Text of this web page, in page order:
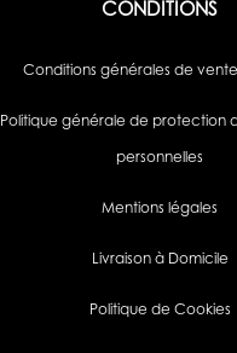
CONDITIONS
Conditions générales de
Politique générale de protection
personnelles
Mentions légales
Livraison à Domicile
Politique de Cookies